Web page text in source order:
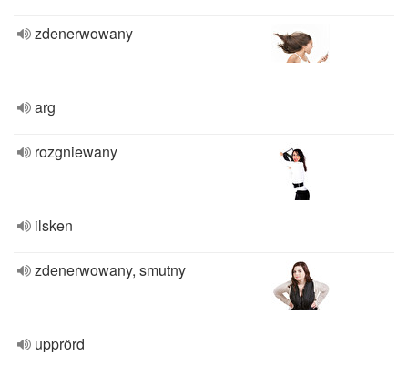
zdenerwowany
arg
rozgniewany
ilsken
zdenerwowany, smutny
upprörd